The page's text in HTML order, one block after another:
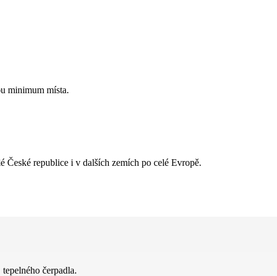
minimum místa.
České republice i v dalších zemích po celé Evropě.
čerpadla.